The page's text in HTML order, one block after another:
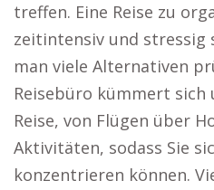
treffen. Eine Reise zu
zeitintensiv und stressig
man viele Alternativen
Reisebüro kümmert sich
Reise, von Flügen über
Aktivitäten, sodass Sie
konzentrieren können.